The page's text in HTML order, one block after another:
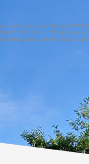
informatisé par TLG -
à la loi « informatique et
d'opposition au démarchage